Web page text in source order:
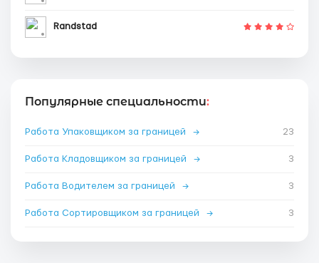
Randstad
Популярные специальности:
Работа Упаковщиком за границей → 23
Работа Кладовщиком за границей → 3
Работа Водителем за границей → 3
Работа Сортировщиком за границей → 3